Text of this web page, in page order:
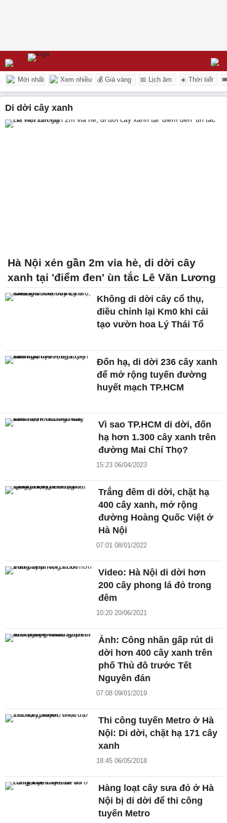
Mới nhất Xem nhiều 💰 Giá vàng 📅 Lịch âm ☀️ Thời tiết
di dời cây xanh
Hà Nội xén gần 2m vỉa hè, di dời cây
xanh tại 'điểm đen' ùn tắc Lê Văn Lương
Không di dời cây cổ thụ,
điều chỉnh lại Km0 khi cải
tạo vườn hoa Lý Thái Tổ
Đốn hạ, di dời 236 cây xanh
để mở rộng tuyến đường
huyết mạch TP.HCM
Vì sao TP.HCM di dời, đốn
hạ hơn 1.300 cây xanh trên
đường Mai Chí Thọ?
15:23 06/04/2023
Trắng đêm di dời, chặt hạ
400 cây xanh, mở rộng
đường Hoàng Quốc Việt ở
Hà Nội
07:01 08/01/2022
Video: Hà Nội di dời hơn
200 cây phong lá đỏ trong
đêm
10:20 20/06/2021
Ảnh: Công nhân gấp rút di
dời hơn 400 cây xanh trên
phố Thủ đô trước Tết
Nguyên đán
07:08 09/01/2019
Thi công tuyến Metro ở Hà
Nội: Di dời, chặt hạ 171 cây
xanh
18:45 06/05/2018
Hàng loạt cây sưa đỏ ở Hà
Nội bị di dời để thi công
tuyến Metro